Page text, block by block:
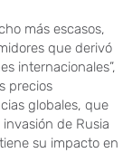
más escasos,
que derivó
internacionales”,
precios
globales, que
de Rusia
su impacto en